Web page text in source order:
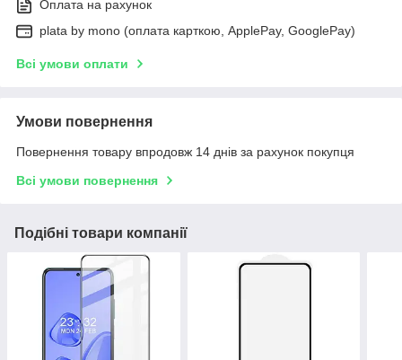
Оплата на рахунок
plata by mono (оплата карткою, ApplePay, GooglePay)
Всі умови оплати
Умови повернення
Повернення товару впродовж 14 днів за рахунок покупця
Всі умови повернення
Подібні товари компанії